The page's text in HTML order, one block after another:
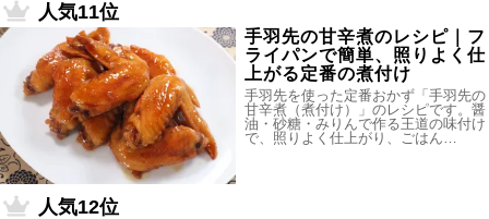
人気11位
手羽先の甘辛煮のレシピ｜フ
ライパンで簡単、照りよく仕
上がる定番の煮付け
手羽先を使った定番おかず「手羽先の
甘辛煮（煮付け）」のレシピです。醤
油・砂糖・みりんで作る王道の味付け
で、照りよく仕上がり、ごはん…
人気12位